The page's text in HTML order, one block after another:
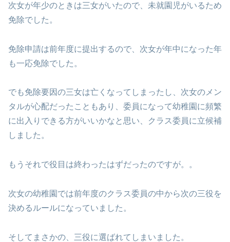
次女が年少のときは三女がいたので、未就園児がいるため
免除でした。
免除申請は前年度に提出するので、次女が年中になった年
も一応免除でした。
でも免除要因の三女は亡くなってしまったし、次女のメン
タルが心配だったこともあり、委員になって幼稚園に頻繁
に出入りできる方がいいかなと思い、クラス委員に立候補
しました。
もうそれで役目は終わったはずだったのですが。。
次女の幼稚園では前年度のクラス委員の中から次の三役を
決めるルールになっていました。
そしてまさかの、三役に選ばれてしまいました。